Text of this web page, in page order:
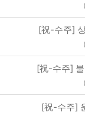
[祝-수주]
[祝-수주]
[祝-수주]